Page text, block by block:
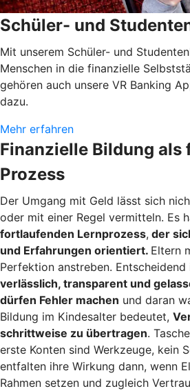
Schüler- und
Mit unserem Schüler- und
Menschen in die finanzielle
gehören auch unsere VR Banking
dazu.
Mehr erfahren
Finanzielle Bildung
Prozess
Der Umgang mit Geld lässt sich
oder mit einer Regel vermitteln. Es
fortlaufenden Lernprozess, der
und Erfahrungen orientiert. Eltern
Perfektion anstreben. Entscheidend
verlässlich, transparent und
dürfen Fehler machen und daran
Bildung im Kindesalter bedeutet,
schrittweise zu übertragen.
erste Konten sind Werkzeuge, kein
entfalten ihre Wirkung dann, wenn
Rahmen setzen und zugleich